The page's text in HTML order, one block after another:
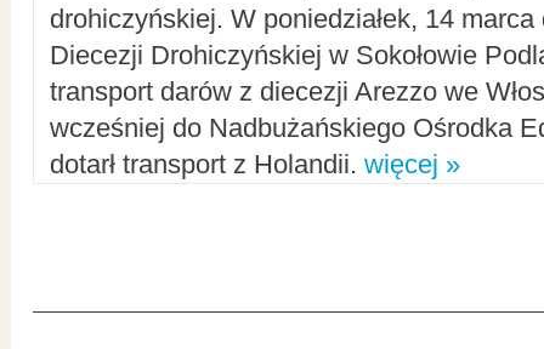
drohiczyńskiej. W poniedziałek, 14
Diecezji Drohiczyńskiej w Sokołowie
transport darów z diecezji Arezzo we
wcześniej do Nadbużańskiego Ośrodka
dotarł transport z Holandii. więcej »